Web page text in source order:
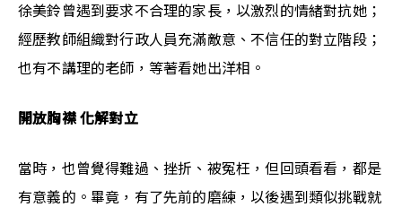
徐美鈴曾遇到要求不合理的家長，以激烈的情緒對抗她；
經歷教師組織對行政人員充滿敵意、不信任的對立階段；
也有不講理的老師，等著看她出洋相。
開放胸襟 化解對立
當時，也曾覺得難過、挫折、被冤枉，但回頭看看，都是
有意義的。畢竟，有了先前的磨練，以後遇到類似挑戰就